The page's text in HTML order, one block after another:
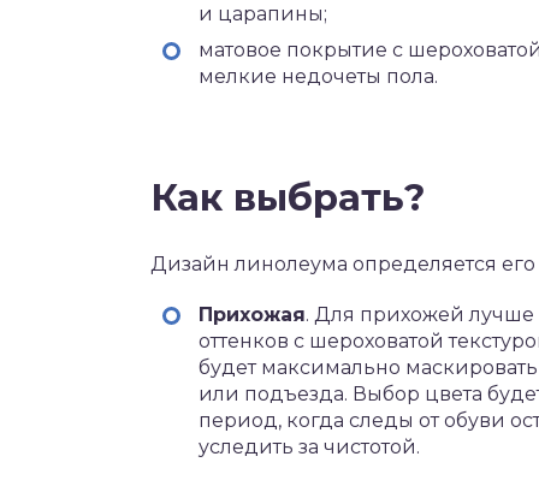
и царапины;
матовое покрытие с
мелкие недочеты пола.
Как выбрать?
Дизайн линолеума определяется
Прихожая. Для прихожей лучше
оттенков с шероховатой
будет максимально
или подъезда. Выбор цвета
период, когда следы от обуви
уследить за чистотой.